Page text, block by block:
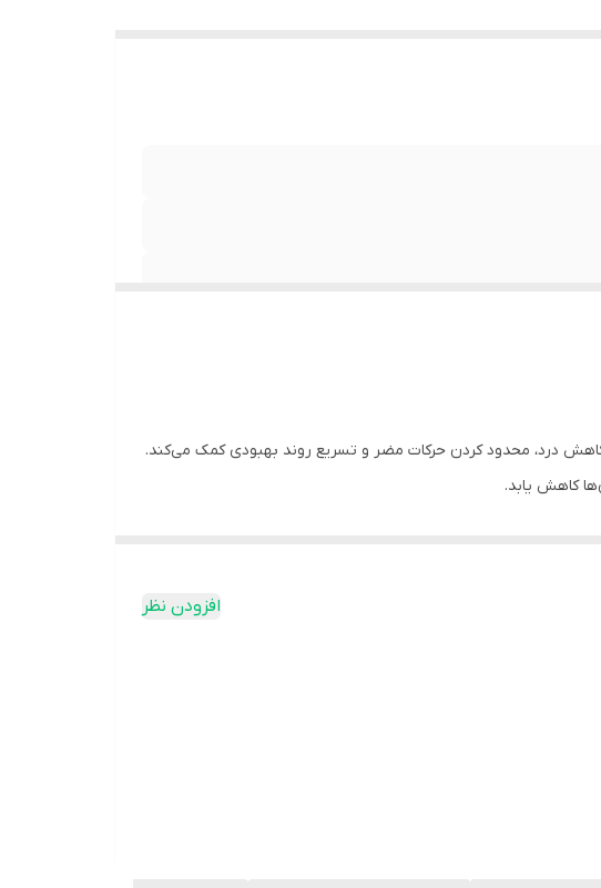
درد، محدود کردن حرکات مضر و تسریع روند بهبودی کمک می‌کند.
کاهش یابد.
افزودن نظر